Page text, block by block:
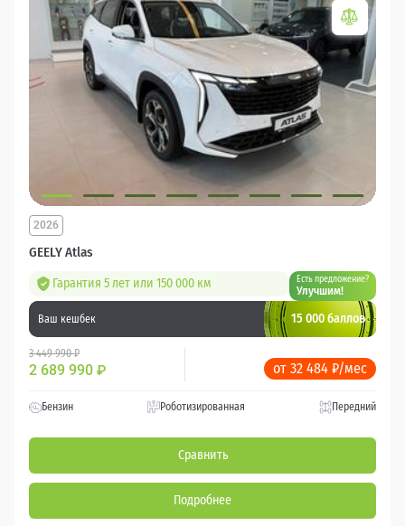
GEELY Atlas
2026
Гарантия 5 лет или 150 000 км Есть предложение?
Улучшим!
Ваш кешбек 15 000 баллов
3 449 990 ₽
2 689 990 ₽ от 32 484 ₽/мес
Бензин Роботизированная Передний
Сравнить
Подробнее